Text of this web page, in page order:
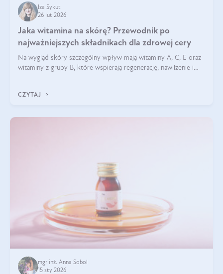
Iza Sykut
26 lut 2026
Jaka witamina na skórę? Przewodnik po
najważniejszych składnikach dla zdrowej cery
Na wygląd skóry szczególny wpływ mają witaminy A, C, E oraz
witaminy z grupy B, które wspierają regenerację, nawilżenie i
CZYTAJ
mgr inż. Anna Sobol
15 sty 2026